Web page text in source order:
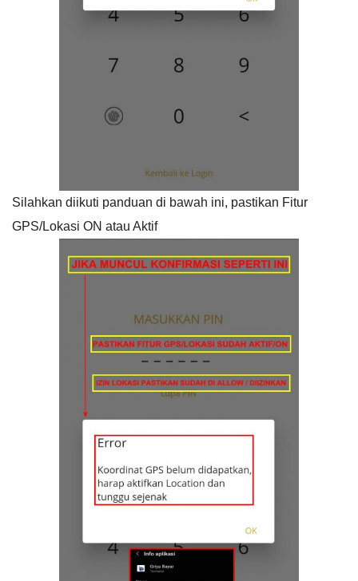
Silahkan diikuti panduan di bawah ini, pastikan Fitur
GPS/Lokasi ON atau Aktif